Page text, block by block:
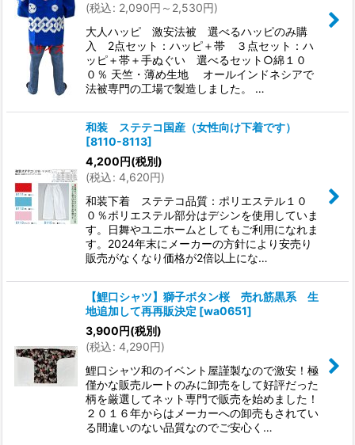
(税込: 2,090円 ～2,530円)
大人ハッピ 激安法被 選べるハッピのみ購
入 2点セット：ハッピ＋帯 ３点セット：ハ
ッピ＋帯＋手ぬぐい 選べるセット○綿１０
０％ 天竺・薄め生地 オールインドネシアで
法被専門の工場で製造しました。 …
和装 ステテコ国産（女性向け下着です）
[8110-8113]
4,200円(税別)
(税込: 4,620円)
和装下着 ステテコ品質：ポリエステル１０
０％ポリエステル部分はデシンを使用していま
す。日舞やユニホームとしてもご利用になれま
す。2024年末にメーカーの方針により安売り
販売がなくなり価格が2倍以上にな…
【鯉口シャツ】獅子ボタン桜 売れ筋黒系 生
地追加して再再販決定 [wa0651]
3,900円(税別)
(税込: 4,290円)
鯉口シャツ和のイベント屋謹製なので激安！極
僅かな販売ルートのみに卸売をして好評だった
柄を厳選してネット専門で販売を始めました！
２０１６年からはメーカーへの卸売もされてい
る間違いのない品質なのでご安心く…